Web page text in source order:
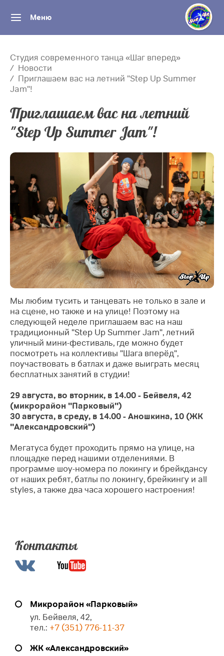
Меню
Студия современного танца «Шаг вперед»
Новости
Приглашаем вас на летний "Step Up Summer
Jam"!
Приглашаем вас на летний
"Step Up Summer Jam"!
Мы любим тусить и танцевать не только в зале и
на сцене, но также и на улице! Поэтому на
следующей неделе приглашаем вас на наш
традиционный "Step Up Summer Jam", летний
уличный мини-фестиваль, где можно будет
посмотреть на коллективы "Шага вперёд",
поучаствовать в батлах и даже выиграть месяц
бесплатных занятий в студии!
29 августа, во вторник, в 14.00 - Бейвеля, 42
(микрорайон "Парковый")
30 августа, в среду, в 14.00 - Аношкина, 10 (ЖК
"Александровский")
Мегатуса будет проходить прямо на улице, на
площадке перед нашими отделениями. В
программе шоу-номера по локингу и брейкдансу
от наших ребят, батлы по локингу, брейкингу и all
styles, а также два часа хорошего настроения!
Контакты
Микрорайон «Парковый»
ул. Бейвеля, 42,
тел.: +7 (351) 776-11-37
ЖК «Александровский»